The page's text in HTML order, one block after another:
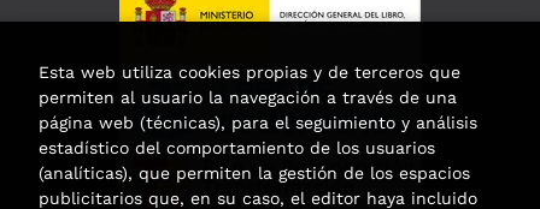
Esta web utiliza cookies propias y de terceros que
permiten al usuario la navegación a través de una
página web (técnicas), para el seguimiento y análisis
estadístico del comportamiento de los usuarios
(analíticas), que permiten la gestión de los espacios
publicitarios que, en su caso, el editor haya incluido